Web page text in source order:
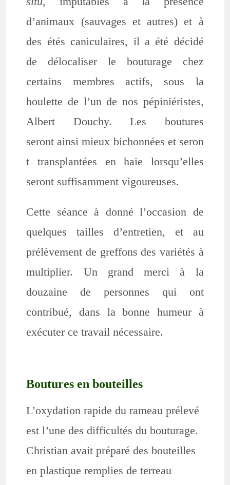
d’animaux (sauvages et autres) et à
des étés caniculaires, il a été décidé
de délocaliser le bouturage chez
certains membres actifs, sous la
houlette de l’un de nos pépiniéristes,
Albert Douchy. Les boutures
seront ainsi mieux bichonnées et seron
t transplantées en haie lorsqu’elles
seront suffisamment vigoureuses.
Cette séance à donné l’occasion de
quelques tailles d’entretien, et au
prélèvement de greffons des variétés à
multiplier. Un grand merci à la
douzaine de personnes qui ont
contribué, dans la bonne humeur à
exécuter ce travail nécessaire.
Boutures en bouteilles
L’oxydation rapide du rameau prélevé
est l’une des difficultés du bouturage.
Christian avait préparé des bouteilles
en plastique remplies de terreau